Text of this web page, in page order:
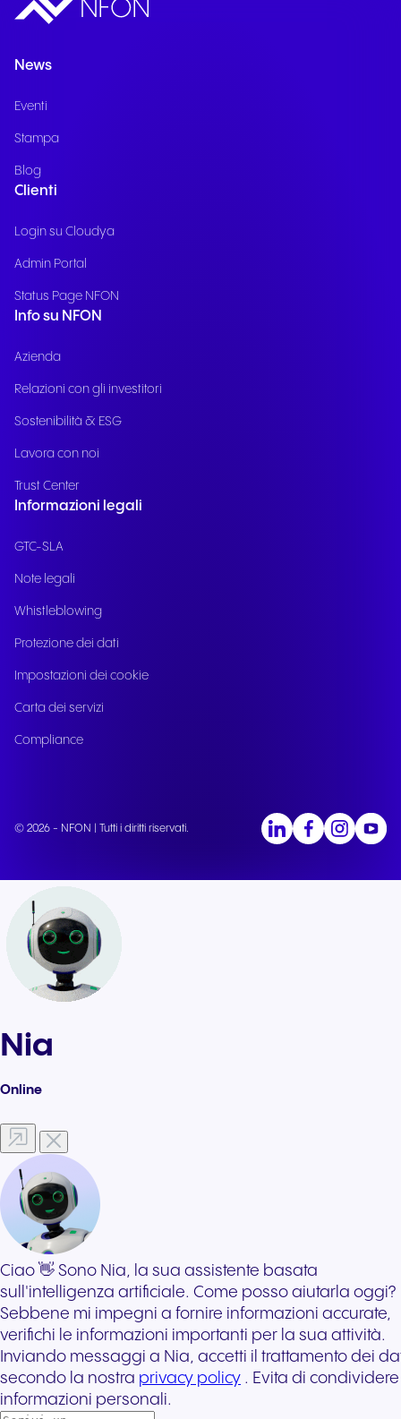
News
Eventi
Stampa
Blog
Clienti
Login su Cloudya
Admin Portal
Status Page NFON
Info su NFON
Azienda
Relazioni con gli investitori
Sostenibilità & ESG
Lavora con noi
Trust Center
Informazioni legali
GTC-SLA
Note legali
Whistleblowing
Protezione dei dati
Impostazioni dei cookie
Carta dei servizi
Compliance
© 2026 - NFON | Tutti i diritti riservati.